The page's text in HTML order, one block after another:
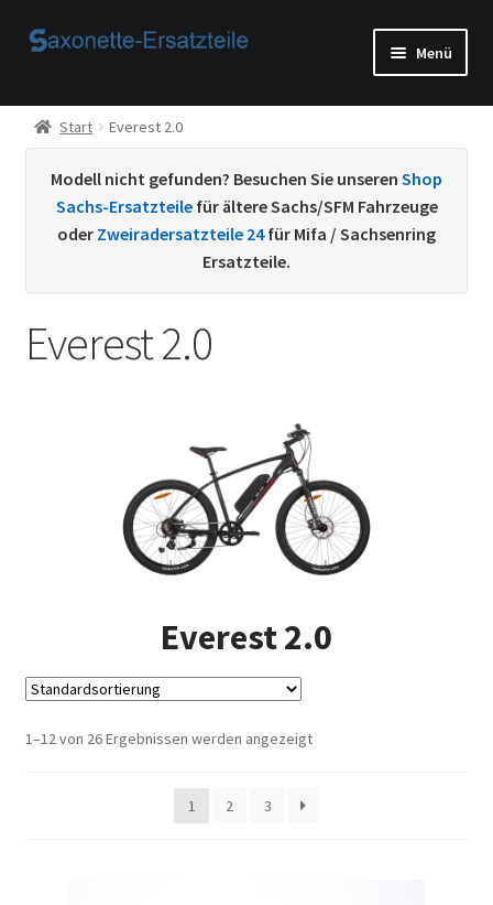
Zur
Zum
Menü
Start
Echtheit von Bewertungen
Versandarten
Vertrag widerrufen
Start Everest 2.0
Modell nicht gefunden? Besuchen Sie unseren Shop
Sachs-Ersatzteilefür ältere Sachs/SFM Fahrzeuge
oder Zweiradersatzteile 24für Mifa / Sachsenring
Ersatzteile.
Everest 2.0
Everest 2.0
1–12 von 26 Ergebnissen werden angezeigt
1 2 3